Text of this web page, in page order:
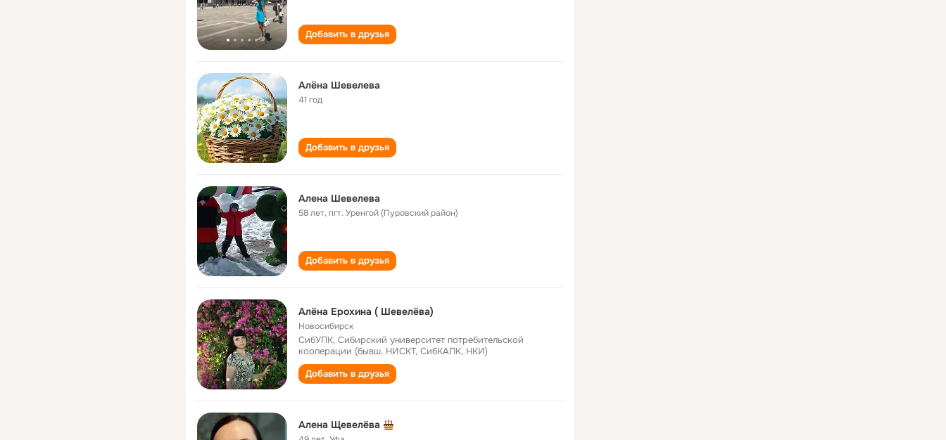
Добавить в друзья
Алёна Шевелева
41 год
Добавить в друзья
Алена Шевелева
58 лет,пгт. Уренгой (Пуровский район)
Добавить в друзья
Алёна Ерохина ( Шевелёва)
Новосибирск
СибУПК, Сибирский университет потребительской
кооперации (бывш. НИСКТ, СибКАПК, НКИ)
Добавить в друзья
Алена Щевелёва